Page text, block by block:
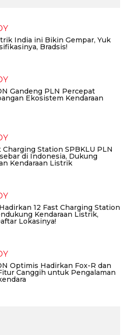
India ini Bikin Gempar, Yuk
Bradsis!
Gandeng PLN Percepat
Ekosistem Kendaraan
Charging Station SPBKLU PLN
di Indonesia, Dukung
Kendaraan Listrik
12 Fast Charging Station
Kendaraan Listrik,
Lokasinya!
Optimis Hadirkan Fox-R dan
Canggih untuk Pengalaman